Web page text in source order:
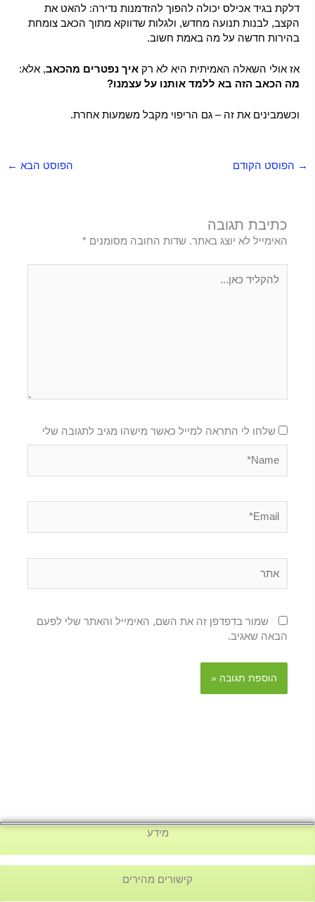
דלקת בגיד אכילס יכולה להפוך להזדמנות נדירה: להאט את
הקצב, לבנות תנועה מחדש, ולגלות שדווקא מתוך הכאב צומחת
בהירות חדשה על מה באמת חשוב.
אז אולי השאלה האמיתית היא לא רקאיך נפטרים מהכאב, אלא:
מה הכאב הזה בא ללמד אותנו על עצמנו?
וכשמבינים את זה – גם הריפוי מקבל משמעות אחרת.
→ הפוסט הקודם הפוסט הבא ←
כתיבת תגובה
האימייל לא יוצג באתר. שדות החובה מסומנים*
כאן...
שלחו לי התראה למייל כאשר מישהו מגיב לתגובה שלי
שמור בדפדפן זה את השם, האימייל והאתר שלי לפעם
הבאה שאגיב.
מידע
קישורים מהירים